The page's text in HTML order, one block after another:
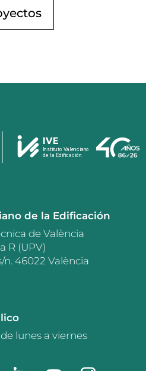
de la Edificación
de València
R (UPV)
n. 46022 València
lunes a viernes